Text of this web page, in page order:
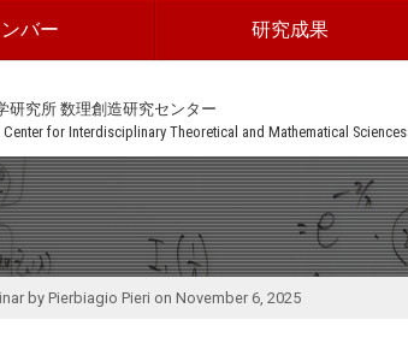
バー 研究成果
研究所 数理創造研究センター
Center for Interdisciplinary Theoretical and Mathematical Sciences
by Pierbiagio Pieri on November 6, 2025